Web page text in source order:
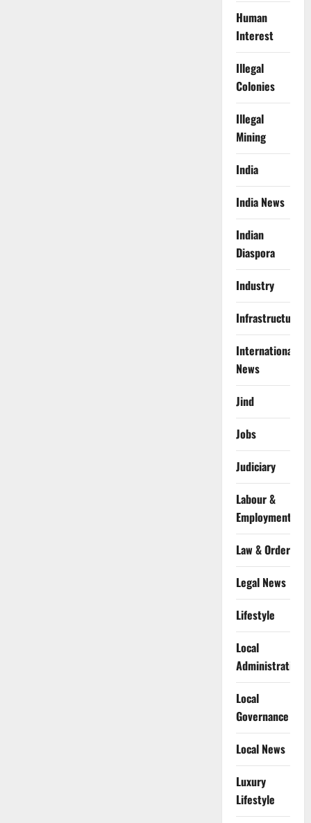
Human
Interest
Illegal
Colonies
Illegal
Mining
India
India News
Indian
Diaspora
Industry
Infrastructure
International
News
Jind
Jobs
Judiciary
Labour &
Employment
Law & Order
Legal News
Lifestyle
Local
Administration
Local
Governance
Local News
Luxury
Lifestyle